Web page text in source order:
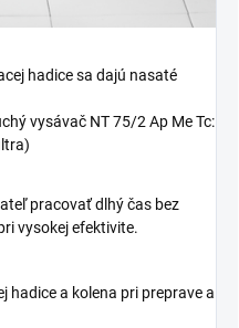
hadice sa dajú nasaté
pracovať dlhý čas bez
vysokej efektivite.
hadice a kolena pri preprave a